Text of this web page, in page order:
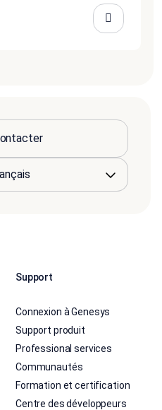
Support
Connexion à Genesys
Support produit
Professional services
Communautés
Formation et certification
Centre des développeurs